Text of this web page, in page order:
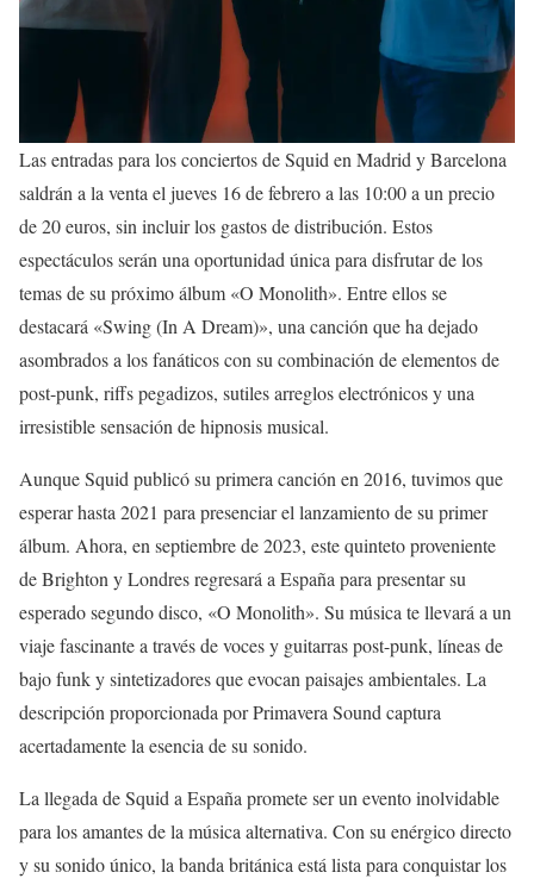
Las entradas para los conciertos de Squid en Madrid y Barcelona
saldrán a la venta el jueves 16 de febrero a las 10:00 a un precio
de 20 euros, sin incluir los gastos de distribución. Estos
espectáculos serán una oportunidad única para disfrutar de los
temas de su próximo álbum «O Monolith». Entre ellos se
destacará «Swing (In A Dream)», una canción que ha dejado
asombrados a los fanáticos con su combinación de elementos de
post-punk, riffs pegadizos, sutiles arreglos electrónicos y una
irresistible sensación de hipnosis musical.
Aunque Squid publicó su primera canción en 2016, tuvimos que
esperar hasta 2021 para presenciar el lanzamiento de su primer
álbum. Ahora, en septiembre de 2023, este quinteto proveniente
de Brighton y Londres regresará a España para presentar su
esperado segundo disco, «O Monolith». Su música te llevará a un
viaje fascinante a través de voces y guitarras post-punk, líneas de
bajo funk y sintetizadores que evocan paisajes ambientales. La
descripción proporcionada por Primavera Sound captura
acertadamente la esencia de su sonido.
La llegada de Squid a España promete ser un evento inolvidable
para los amantes de la música alternativa. Con su enérgico directo
y su sonido único, la banda británica está lista para conquistar los